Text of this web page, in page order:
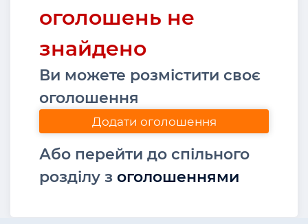
оголошень не
знайдено
Ви можете розмістити своє
оголошення
Додати оголошення
Або перейти до спільного
розділу з оголошеннями